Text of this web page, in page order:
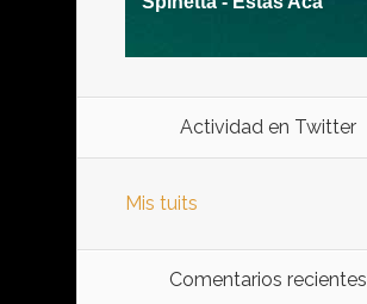
Actividad en Twitter
Mis tuits
Comentarios recientes